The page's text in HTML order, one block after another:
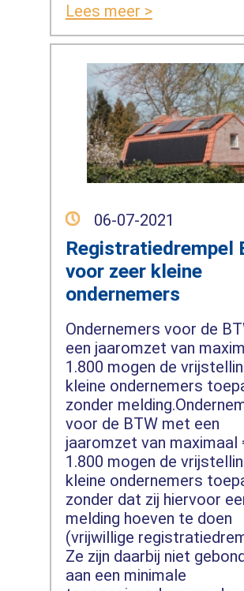
Lees meer >
06-07-2021
Registratiedrempel
voor zeer kleine
ondernemers
Ondernemers voor de
een jaaromzet van
1.800 mogen de
kleine ondernemers
zonder
voor de BTW met een
jaaromzet van maximaal
1.800 mogen de
kleine ondernemers
zonder dat zij hiervoor
melding hoeven te doen
(vrijwillige
Ze zijn daarbij niet
aan een minimale